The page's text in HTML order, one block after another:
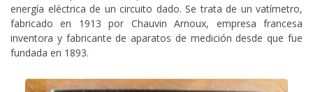
energía eléctrica de un circuito dado. Se trata de un vatímetro,
fabricado en 1913 por Chauvin Arnoux, empresa francesa
inventora y fabricante de aparatos de medición desde que fue
fundada en 1893.